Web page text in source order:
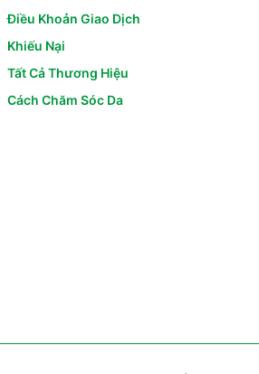
Điều Khoản Giao Dịch
Khiếu Nại
Tất Cả Thương Hiệu
Cách Chăm Sóc Da